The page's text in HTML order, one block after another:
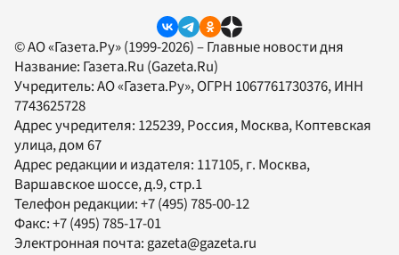
© АО «Газета.Ру» (1999-2026) – Главные новости дня
Название: Газета.Ru (Gazeta.Ru)
Учредитель:АО «Газета.Ру», ОГРН 1067761730376, ИНН
7743625728
Адрес учредителя: 125239, Россия, Москва, Коптевская
улица, дом 67
Адрес редакции и издателя: 117105, г. Москва,
Варшавское шоссе, д.9, стр.1
Телефон редакции:+7 (495) 785-00-12
Факс:+7 (495) 785-17-01
Электронная почта: gazeta@gazeta.ru